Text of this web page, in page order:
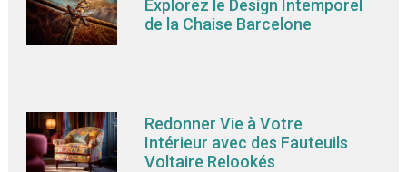
Explorez le Design Intemporel
de la Chaise Barcelone
Redonner Vie à Votre
Intérieur avec des Fauteuils
Voltaire Relookés